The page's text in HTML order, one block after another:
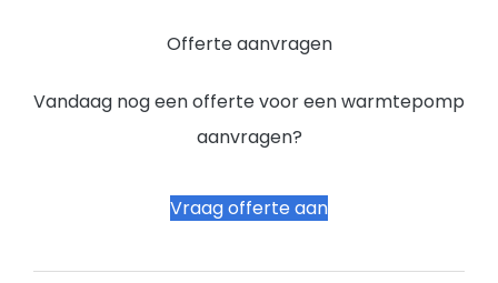
Offerte aanvragen
Vandaag nog een offerte voor een warmtepomp
aanvragen?
Vraag offerte aan